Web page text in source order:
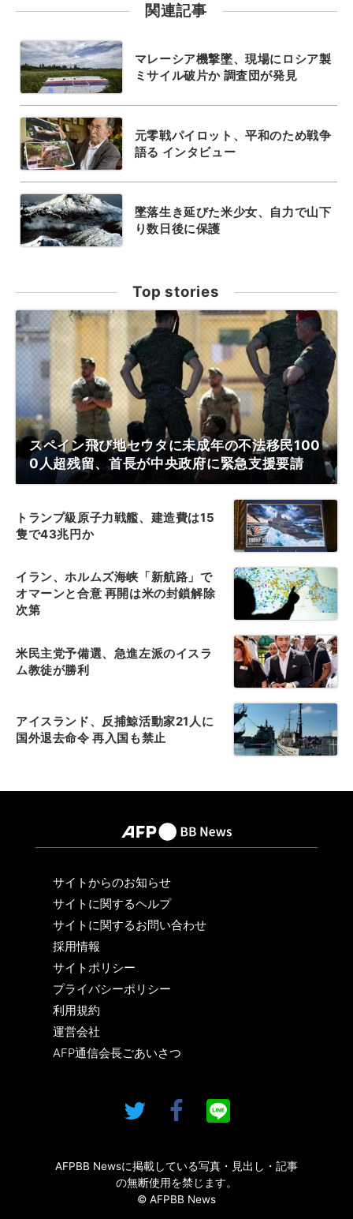
関連記事
マレーシア機撃墜、現場にロシア製
ミサイル破片か 調査団が発見
元零戦パイロット、平和のため戦争
語る インタビュー
墜落生き延びた米少女、自力で山下
り数日後に保護
Top stories
スペイン飛び地セウタに未成年の不法移民100
0人超残留、首長が中央政府に緊急支援要請
トランプ級原子力戦艦、建造費は15
隻で43兆円か
イラン、ホルムズ海峡「新航路」で
オマーンと合意 再開は米の封鎖解除
次第
米民主党予備選、急進左派のイスラ
ム教徒が勝利
アイスランド、反捕鯨活動家21人に
国外退去命令 再入国も禁止
サイトからのお知らせ
サイトに関するヘルプ
サイトに関するお問い合わせ
採用情報
サイトポリシー
プライバシーポリシー
利用規約
運営会社
AFP通信会長ごあいさつ
AFPBB Newsに掲載している写真・見出し・記事
の無断使用を禁じます。
© AFPBB News